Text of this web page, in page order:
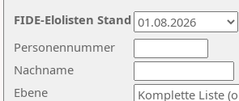
Nachname
Ebene
Personennummer
FIDE-Elolisten Stand